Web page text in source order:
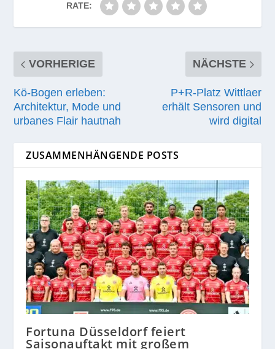
RATE:
VORHERIGE
Kö-Bogen erleben:
Architektur, Mode und
urbanes Flair hautnah
NÄCHSTE
P+R‑Platz Wittlaer
erhält Sensoren und
wird digital
ZUSAMMENHÄNGENDE POSTS
Fortuna Düsseldorf feiert
Saisonauftakt mit großem